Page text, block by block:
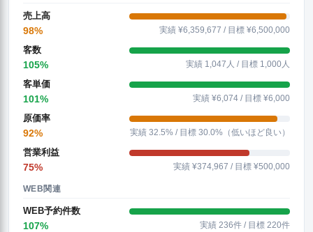
売上高
98% 実績 ¥6,359,677 / 目標 ¥6,500,000
客数
105% 実績 1,047人 / 目標 1,000人
客単価
101% 実績 ¥6,074 / 目標 ¥6,000
原価率
92% 実績 32.5% / 目標 30.0%（低いほど良い）
営業利益
75% 実績 ¥374,967 / 目標 ¥500,000
WEB関連
WEB予約件数
107% 実績 236件 / 目標 220件